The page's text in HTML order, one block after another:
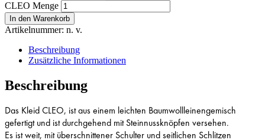
CLEO Menge
In den Warenkorb
Artikelnummer: n. v.
Beschreibung
Zusätzliche Informationen
Beschreibung
Das Kleid CLEO, ist aus einem leichten Baumwollleinengemisch
gefertigt und ist durchgehend mit Steinnussknöpfen versehen.
Es ist weit, mit überschnittener Schulter und seitlichen Schlitzen